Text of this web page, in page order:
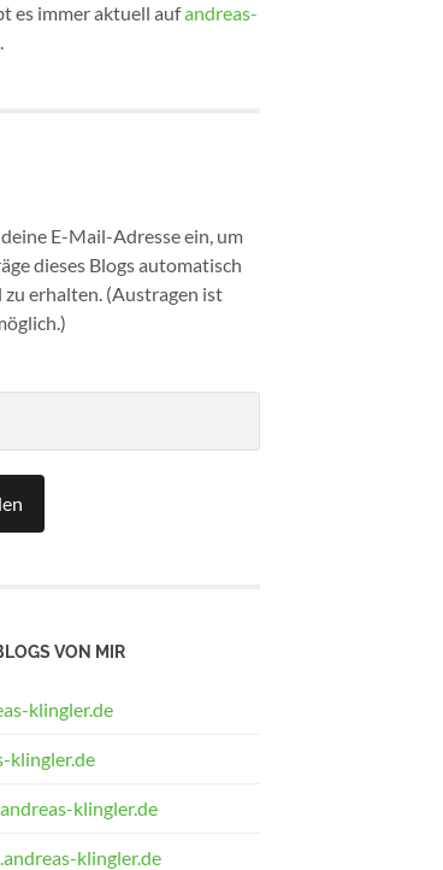
es immer aktuell aufandreas-
.
E-Mail-Adresse ein, um
dieses Blogs automatisch
zu erhalten. (Austragen ist
VON MIR
klingler.de
klingler.de
klingler.de
klingler.de